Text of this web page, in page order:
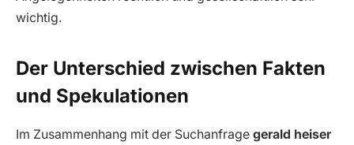
wichtig.
Der Unterschied zwischen Fakten
und Spekulationen
Im Zusammenhang mit der Suchanfrage gerald heiser